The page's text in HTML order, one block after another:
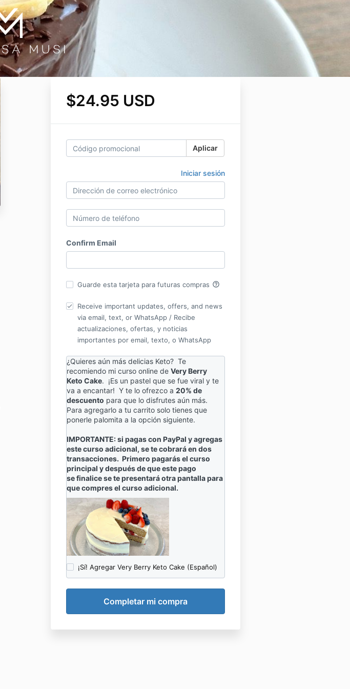
$24.95 USD
Aplicar
Iniciar sesión
Confirm Email
Guarde esta tarjeta para futuras compras help_outline
Receive important updates, offers, and news
via email, text, or WhatsApp / Recibe
actualizaciones, ofertas, y noticias
importantes por email, texto, o WhatsApp
¿Quieres aún más delicias Keto? Te
recomiendo mi curso online de Very Berry
Keto Cake. ¡Es un pastel que se fue viral y te
va a encantar! Y te lo ofrezco a 20% de
descuento para que lo disfrutes aún más.
Para agregarlo a tu carrito solo tienes que
ponerle palomita a la opción siguiente.
IMPORTANTE: si pagas con PayPal y agregas
este curso adicional, se te cobrará en dos
transacciones. Primero pagarás el curso
principal y después de que este pago
se finalice se te presentará otra pantalla para
que compres el curso adicional.
¡Sí! Agregar Very Berry Keto Cake (Español)